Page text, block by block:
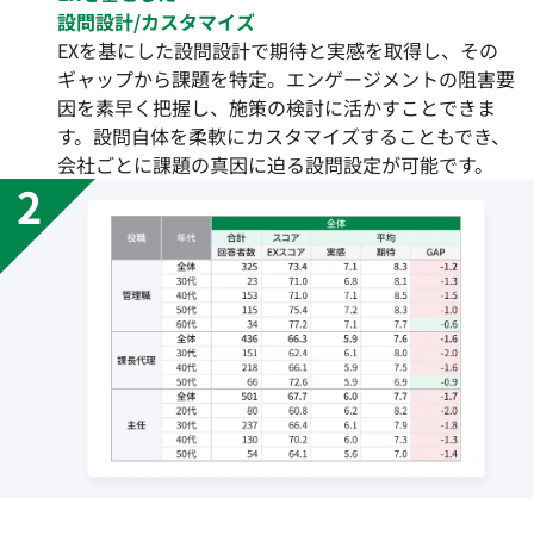
設問設計/カスタマイズ
EXを基にした設問設計で期待と実感を取得し、その
ギャップから課題を特定。エンゲージメントの阻害要
因を素早く把握し、施策の検討に活かすことできま
す。設問自体を柔軟にカスタマイズすることもでき、
会社ごとに課題の真因に迫る設問設定が可能です。